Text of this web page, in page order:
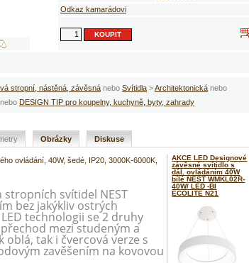
Odkaz kamarádovi
stropní, nástěná, závěsná nebo Svítidla >Architektonická nebo
nebo DESIGN TIP pro koupelny, kuchyně, byty, zahrady
Obrázky Diskuse
AKCE LED Designové
závěsné svítidlo s
dál. ovládáním 40W
bílé NEST WMKL02R-
40W/ LED -BI
ECOLITE N21
ovládání, 40W, šedé, IP20, 3000K-6000K,
svítidel NEST
bez jakýkliv ostrých
technologii se 2 druhy
mezi studeným a
tak i čvercová verze s
zavěšením na kovovou